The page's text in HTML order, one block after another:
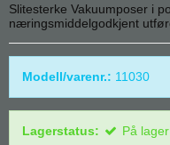
Slitesterke Vakuumposer i
næringsmiddelgodkjent
Modell/varenr.: 11030
Lagerstatus: På lager